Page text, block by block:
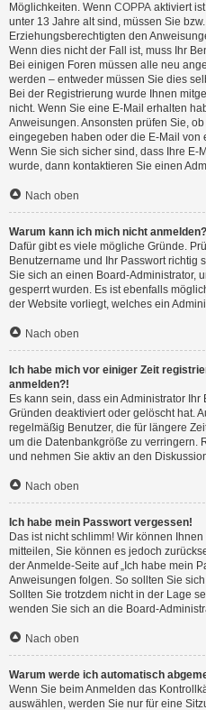
Möglichkeiten. Wenn COPPA aktiviert
unter 13 Jahre alt sind, müssen Sie
Erziehungsberechtigten den
Wenn dies nicht der Fall ist, muss Ihr
Bei einigen Foren müssen alle neu
werden – entweder müssen Sie dies
Bei der Registrierung wurde Ihnen
nicht. Wenn Sie eine E-Mail erhalten
Anweisungen. Ansonsten prüfen Sie,
eingegeben haben oder die E-Mail von
Wenn Sie sich sicher sind, dass Ihre E-
wurde, dann kontaktieren Sie einen
Nach oben
Warum kann ich mich nicht anmelden?
Dafür gibt es viele mögliche Gründe.
Benutzername und Ihr Passwort richtig
Sie sich an einen Board-Administrator,
gesperrt wurden. Es ist ebenfalls
der Website vorliegt, welches ein
Nach oben
Ich habe mich vor einiger Zeit
anmelden?!
Es kann sein, dass ein Administrator
Gründen deaktiviert oder gelöscht hat.
regelmäßig Benutzer, die für längere
um die Datenbankgröße zu verringern.
und nehmen Sie aktiv an den
Nach oben
Ich habe mein Passwort vergessen!
Das ist nicht schlimm! Wir können
mitteilen, Sie können es jedoch
der Anmelde-Seite auf „Ich habe mein
Anweisungen folgen. So sollten Sie
Sollten Sie trotzdem nicht in der Lage
wenden Sie sich an die Board-
Nach oben
Warum werde ich automatisch
Wenn Sie beim Anmelden das
auswählen, werden Sie nur für eine